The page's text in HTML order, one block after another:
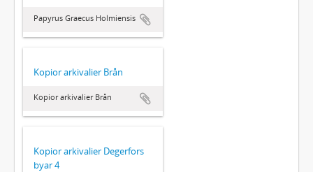
Papyrus Graecus Holmiensis
Kopior arkivalier Brån
Kopior arkivalier Brån
Kopior arkivalier Degerfors
byar 4